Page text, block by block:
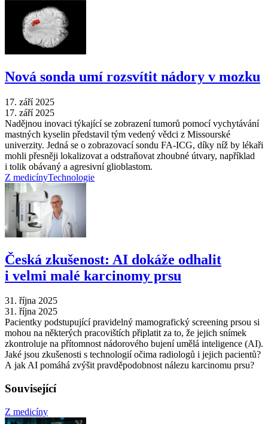
Nová sonda umí rozsvítit nádory v mozku
17. září 2025
17. září 2025
Nadějnou inovaci týkající se zobrazení tumorů pomocí vychytávání
mastných kyselin představil tým vedený vědci z Missourské
univerzity. Jedná se o zobrazovací sondu FA-ICG, díky níž by lékaři
mohli přesněji lokalizovat a odstraňovat zhoubné útvary, například
i tolik obávaný a agresivní glioblastom.
Z medicínyTechnologie
Česká zkušenost: AI dokáže odhalit
i velmi malé karcinomy prsu
31. října 2025
31. října 2025
Pacientky podstupující pravidelný mamografický screening prsou si
mohou na některých pracovištích připlatit za to, že jejich snímek
zkontroluje na přítomnost nádorového bujení umělá inteligence (AI).
Jaké jsou zkušenosti s technologií očima radiologů i jejich pacientů?
A jak AI pomáhá zvýšit pravděpodobnost nálezu karcinomu prsu?
Související
Z medicíny